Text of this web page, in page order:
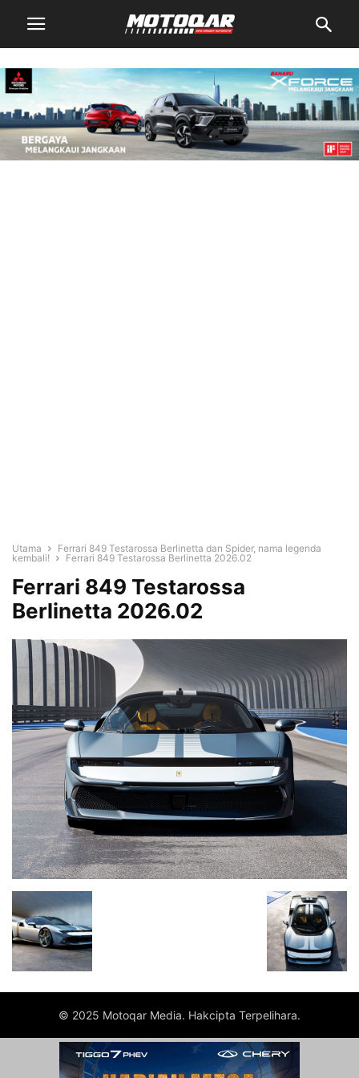
Utama
Ferrari 849 Testarossa Berlinetta dan Spider, nama legenda
kembali!
Ferrari 849 Testarossa Berlinetta 2026.02
Ferrari 849 Testarossa
Berlinetta 2026.02
© 2025 Motoqar Media. Hakcipta Terpelihara.